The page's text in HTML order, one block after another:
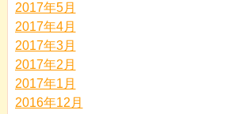
2017年5月
2017年4月
2017年3月
2017年2月
2017年1月
2016年12月